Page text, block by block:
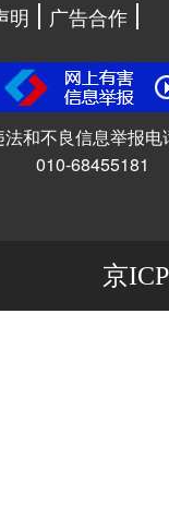
明
广告合作
法和不良信息举报电
010-68455181
京